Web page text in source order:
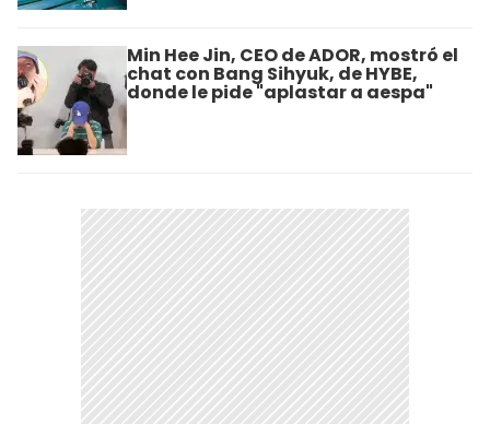
Min Hee Jin, CEO de ADOR, mostró el
chat con Bang Sihyuk, de HYBE,
donde le pide "aplastar a aespa"